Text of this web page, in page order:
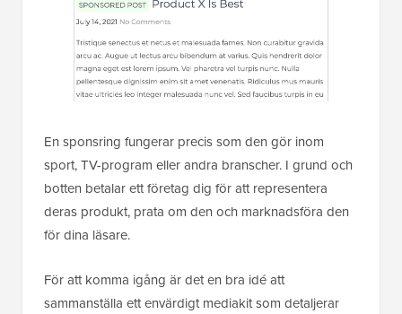
En sponsring fungerar precis som den gör inom
sport, TV-program eller andra branscher. I grund och
botten betalar ett företag dig för att representera
deras produkt, prata om den och marknadsföra den
för dina läsare.
För att komma igång är det en bra idé att
sammanställa ett envärdigt mediakit som detaljerar